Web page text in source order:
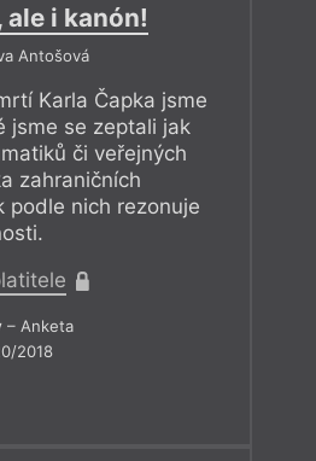
ale i kanón!
Antošová
Karla Čapka jsme
jsme se zeptali jak
či veřejných
zahraničních
podle nich rezonuje
– Anketa
2018